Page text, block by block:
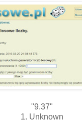
"9.37"
1. Unknown